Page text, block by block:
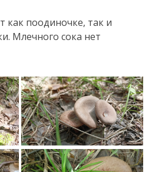
как поодиночке, так и
Млечного сока нет